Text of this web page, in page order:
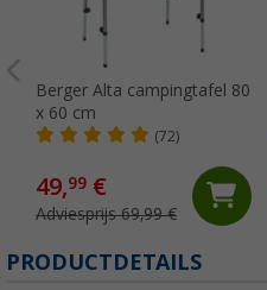
Berger Alta campingtafel 80
x 60 cm
(72)
49,99 €
Adviesprijs 69,99 €
PRODUCTDETAILS